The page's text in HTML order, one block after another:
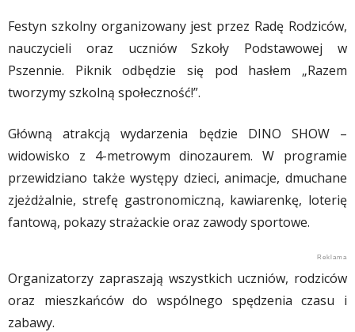
Festyn szkolny organizowany jest przez Radę Rodziców,
nauczycieli oraz uczniów Szkoły Podstawowej w
Pszennie. Piknik odbędzie się pod hasłem „Razem
tworzymy szkolną społeczność!”.
Główną atrakcją wydarzenia będzie DINO SHOW –
widowisko z 4-metrowym dinozaurem. W programie
przewidziano także występy dzieci, animacje, dmuchane
zjeżdżalnie, strefę gastronomiczną, kawiarenkę, loterię
fantową, pokazy strażackie oraz zawody sportowe.
Organizatorzy zapraszają wszystkich uczniów, rodziców
oraz mieszkańców do wspólnego spędzenia czasu i
zabawy.